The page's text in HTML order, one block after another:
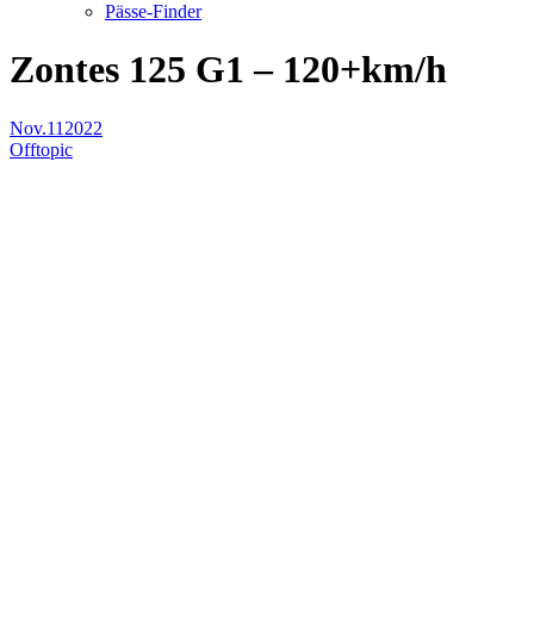
Pässe-Finder
Zontes 125 G1 – 120+km/h
Nov.11 2022
Offtopic